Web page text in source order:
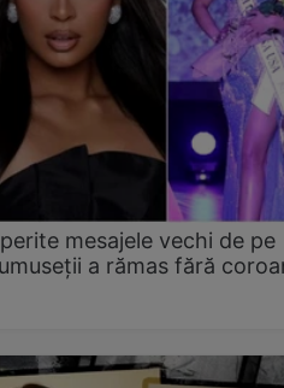
mesajele vechi de pe
a rămas fără